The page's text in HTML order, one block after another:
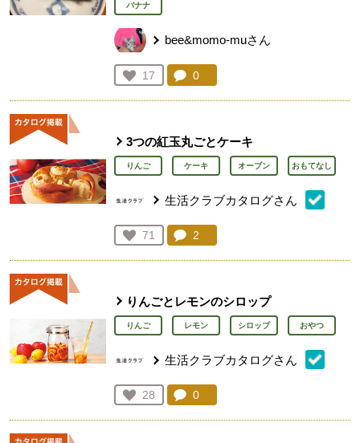
バナナ
bee&momo-muさん
お気に入り登録：
17
人が登録
コメント：
0
3つの紅玉丸ごとケーキ
りんご ケーキ オーブン おもてなし
生活クラブカタログさん
お気に入り登録：
71
人が登録
コメント：
2
りんごとレモンのシロップ
りんご レモン シロップ おやつ
生活クラブカタログさん
お気に入り登録：
28
人が登録
コメント：
0